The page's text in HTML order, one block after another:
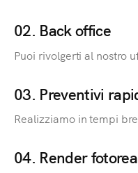
02. Back office
Puoi rivolgerti al nostro
03. Preventivi
Realizziamo in tempi
04. Render